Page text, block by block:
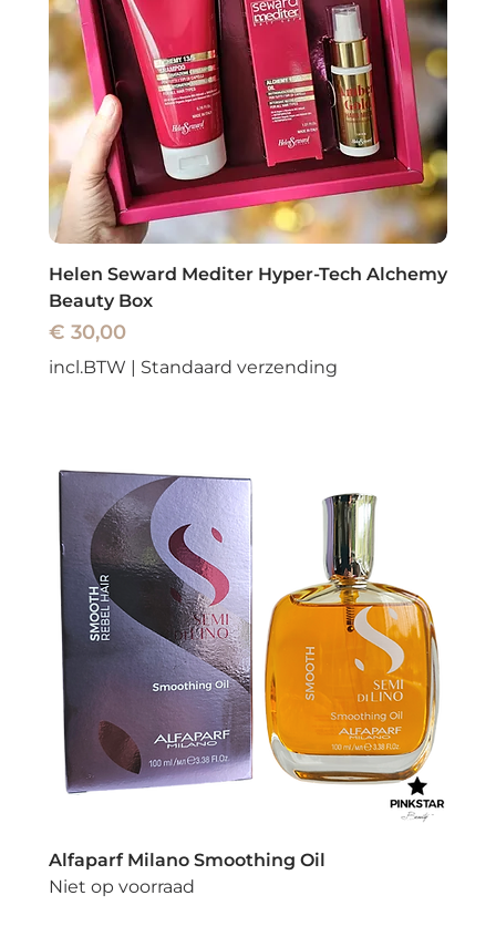
Helen Seward Mediter Hyper-Tech Alchemy
Beauty Box
Prijs
€ 30,00
incl.BTW | Standaard verzending
Alfaparf Milano Smoothing Oil
Niet op voorraad